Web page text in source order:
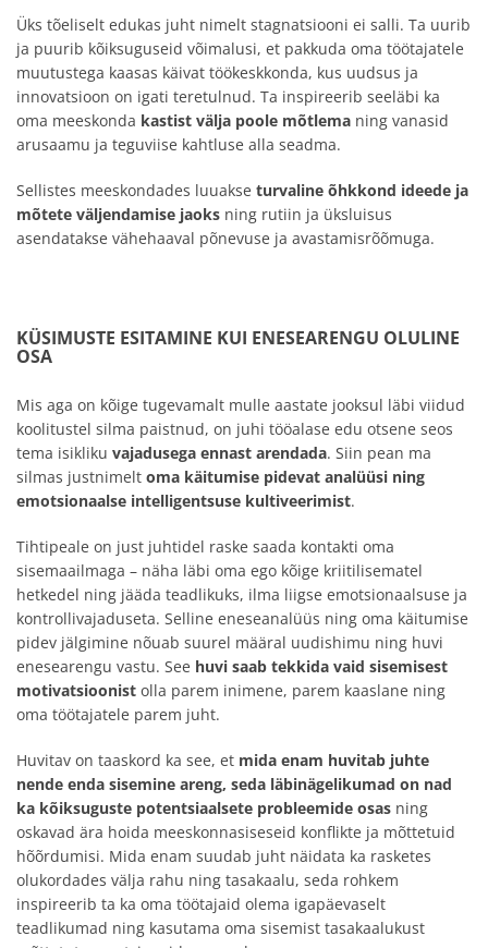
Üks tõeliselt edukas juht nimelt stagnatsiooni ei salli. Ta uurib
ja puurib kõiksuguseid võimalusi, et pakkuda oma töötajatele
muutustega kaasas käivat töökeskkonda, kus uudsus ja
innovatsioon on igati teretulnud. Ta inspireerib seeläbi ka
oma meeskonda kastist välja poole mõtlema ning vanasid
arusaamu ja teguviise kahtluse alla seadma.
Sellistes meeskondades luuakse turvaline õhkkond ideede ja
mõtete väljendamise jaoks ning rutiin ja üksluisus
asendatakse vähehaaval põnevuse ja avastamisrõõmuga.
KÜSIMUSTE ESITAMINE KUI ENESEARENGU OLULINE
OSA
Mis aga on kõige tugevamalt mulle aastate jooksul läbi viidud
koolitustel silma paistnud, on juhi tööalase edu otsene seos
tema isikliku vajadusega ennast arendada. Siin pean ma
silmas justnimelt oma käitumise pidevat analüüsi ning
emotsionaalse intelligentsuse kultiveerimist.
Tihtipeale on just juhtidel raske saada kontakti oma
sisemaailmaga – näha läbi oma ego kõige kriitilisematel
hetkedel ning jääda teadlikuks, ilma liigse emotsionaalsuse ja
kontrollivajaduseta. Selline eneseanalüüs ning oma käitumise
pidev jälgimine nõuab suurel määral uudishimu ning huvi
enesearengu vastu. See huvi saab tekkida vaid sisemisest
motivatsioonist olla parem inimene, parem kaaslane ning
oma töötajatele parem juht.
Huvitav on taaskord ka see, et mida enam huvitab juhte
nende enda sisemine areng, seda läbinägelikumad on nad
ka kõiksuguste potentsiaalsete probleemide osas ning
oskavad ära hoida meeskonnasiseseid konflikte ja mõttetuid
hõõrdumisi. Mida enam suudab juht näidata ka rasketes
olukordades välja rahu ning tasakaalu, seda rohkem
inspireerib ta ka oma töötajaid olema igapäevaselt
teadlikumad ning kasutama oma sisemist tasakaalukust